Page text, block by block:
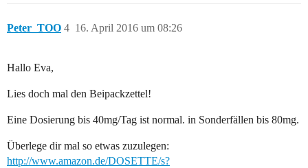
Peter_TOO 16. April 2016 um 08:26
4
Hallo Eva,
Lies doch mal den Beipackzettel!
Eine Dosierung bis 40mg/Tag ist normal. in Sonderfällen bis 80mg.
Überlege dir mal so etwas zuzulegen:
http://www.amazon.de/DOSETTE/s?